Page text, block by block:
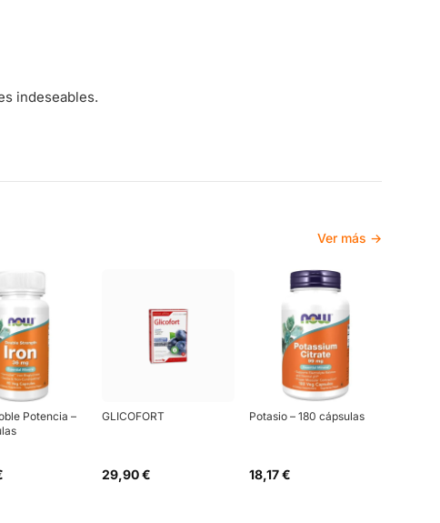
indeseables.
Ver más →
Potencia –
GLICOFORT
29,90 €
Potasio – 180 cápsulas
18,17 €